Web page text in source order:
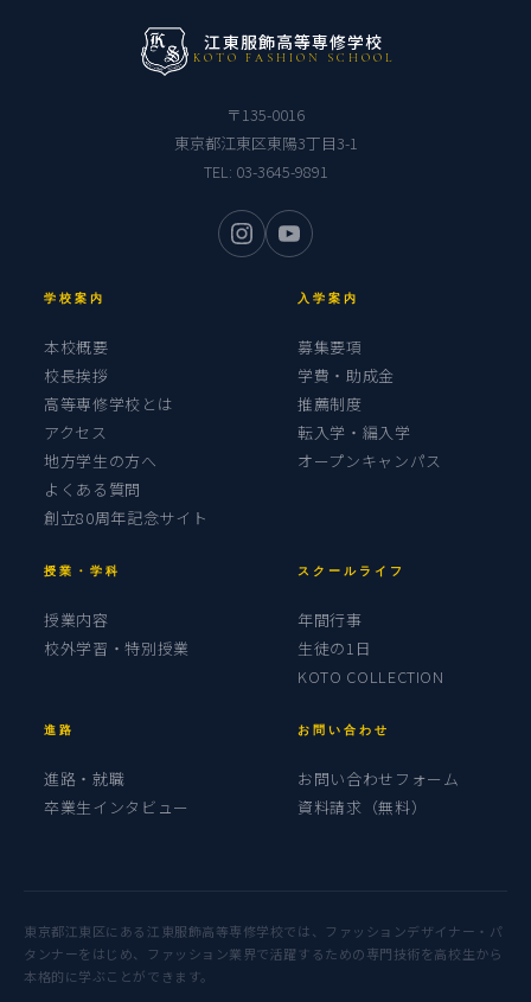
江東服飾高等専修学校
KOTO FASHION SCHOOL
〒135-0016
東京都江東区東陽3丁目3-1
TEL: 03-3645-9891
学校案内
本校概要
校長挨拶
高等専修学校とは
アクセス
地方学生の方へ
よくある質問
創立80周年記念サイト
入学案内
募集要項
学費・助成金
推薦制度
転入学・編入学
オープンキャンパス
授業・学科
授業内容
校外学習・特別授業
スクールライフ
年間行事
生徒の1日
KOTO COLLECTION
進路
進路・就職
卒業生インタビュー
お問い合わせ
お問い合わせフォーム
資料請求（無料）
東京都江東区にある江東服飾高等専修学校では、ファッションデザイナー・パ
タンナーをはじめ、ファッション業界で活躍するための専門技術を高校生から
本格的に学ぶことができます。